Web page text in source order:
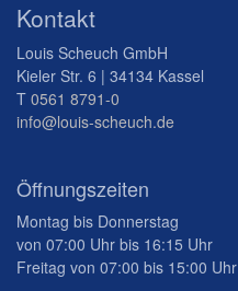
Kontakt
Louis Scheuch GmbH
Kieler Str. 6 | 34134 Kassel
T 0561 8791-0
info@louis-scheuch.de
Öffnungszeiten
Montag bis Donnerstag
von 07:00 Uhr bis 16:15 Uhr
Freitag von 07:00 bis 15:00 Uhr